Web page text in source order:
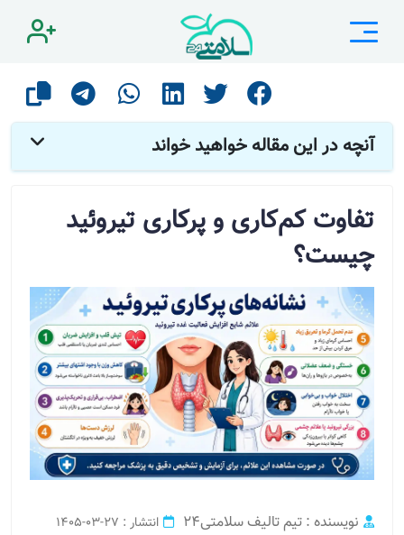
صفحه اصلی
بیماری های غدد و متابولیک
تفاوت کم‌کاری و پرکاری تیروئید چیست؟
آنچه در این مقاله خواهید خواند
تفاوت کم‌کاری و پرکاری تیروئید
چیست؟
نویسنده : تیم تالیف سلامتی24
انتشار : 27-03-1405